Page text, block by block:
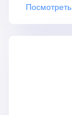
Посмотреть